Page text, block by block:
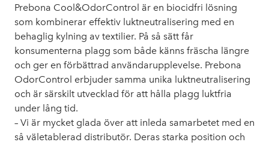
Prebona Cool&OdorControl är en biocidfri lösning
som kombinerar effektiv luktneutralisering med en
behaglig kylning av textilier. På så sätt får
konsumenterna plagg som både känns fräscha längre
och ger en förbättrad användarupplevelse. Prebona
OdorControl erbjuder samma unika luktneutralisering
och är särskilt utvecklad för att hålla plagg luktfria
under lång tid.
– Vi är mycket glada över att inleda samarbetet med en
så väletablerad distributör. Deras starka position och